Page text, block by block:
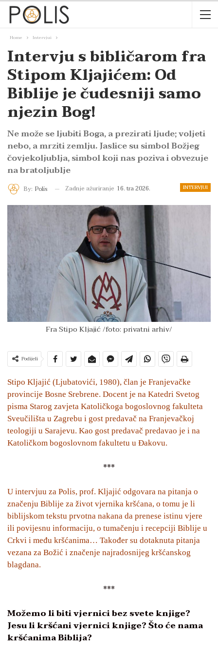
Home Intervjui
Intervju s bibličarom fra
Stipom Kljajićem: Od
Biblije je čudesniji samo
njezin Bog!
Ne može se ljubiti Boga, a prezirati ljude; voljeti
nebo, a mrziti zemlju. Jaslice su simbol Božjeg
čovjekoljublja, simbol koji nas poziva i obvezuje
na bratoljublje
INTERVJUI
By: Polis Zadnje ažuriranje 16. tra 2026.
Fra Stipo Kljajić /foto: privatni arhiv/
Podijeli
Stipo Kljajić (Ljubatovići, 1980), član je Franjevačke
provincije Bosne Srebrene. Docent je na Katedri Svetog
pisma Starog zavjeta Katoličkoga bogoslovnog fakulteta
Sveučilišta u Zagrebu i gost predavač na Franjevačkoj
teologiji u Sarajevu. Kao gost predavač predavao je i na
Katoličkom bogoslovnom fakultetu u Đakovu.
***
U intervjuu za Polis, prof. Kljajić odgovara na pitanja o
značenju Biblije za život vjernika kršćana, o tomu je li
biblijskom tekstu prvotna nakana da prenese istinu vjere
ili povijesnu informaciju, o tumačenju i recepciji Biblije u
Crkvi i među kršćanima… Također su dotaknuta pitanja
vezana za Božić i značenje najradosnijeg kršćanskog
blagdana.
***
Možemo li biti vjernici bez svete knjige?
Jesu li kršćani vjernici knjige?Što će nama
kršćanima Biblija?